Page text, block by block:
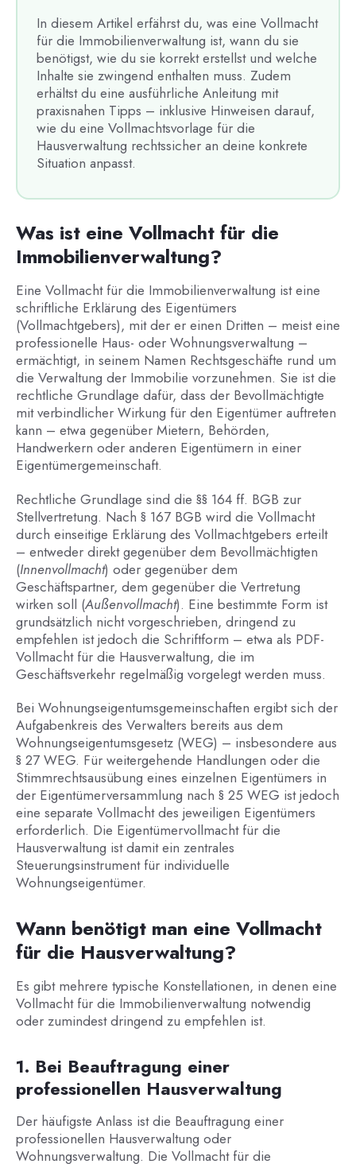
In diesem Artikel erfährst du, was eine Vollmacht
für die Immobilienverwaltung ist, wann du sie
benötigst, wie du sie korrekt erstellst und welche
Inhalte sie zwingend enthalten muss. Zudem
erhältst du eine ausführliche Anleitung mit
praxisnahen Tipps – inklusive Hinweisen darauf,
wie du eine Vollmachtsvorlage für die
Hausverwaltung rechtssicher an deine konkrete
Situation anpasst.
Was ist eine Vollmacht für die
Immobilienverwaltung?
Eine Vollmacht für die Immobilienverwaltung ist eine
schriftliche Erklärung des Eigentümers
(Vollmachtgebers), mit der er einen Dritten – meist eine
professionelle Haus- oder Wohnungsverwaltung –
ermächtigt, in seinem Namen Rechtsgeschäfte rund um
die Verwaltung der Immobilie vorzunehmen. Sie ist die
rechtliche Grundlage dafür, dass der Bevollmächtigte
mit verbindlicher Wirkung für den Eigentümer auftreten
kann – etwa gegenüber Mietern, Behörden,
Handwerkern oder anderen Eigentümern in einer
Eigentümergemeinschaft.
Rechtliche Grundlage sind die §§ 164 ff. BGB zur
Stellvertretung. Nach § 167 BGB wird die Vollmacht
durch einseitige Erklärung des Vollmachtgebers erteilt
– entweder direkt gegenüber dem Bevollmächtigten
(Innenvollmacht) oder gegenüber dem
Geschäftspartner, dem gegenüber die Vertretung
wirken soll (Außenvollmacht). Eine bestimmte Form ist
grundsätzlich nicht vorgeschrieben, dringend zu
empfehlen ist jedoch die Schriftform – etwa als PDF-
Vollmacht für die Hausverwaltung, die im
Geschäftsverkehr regelmäßig vorgelegt werden muss.
Bei Wohnungseigentumsgemeinschaften ergibt sich der
Aufgabenkreis des Verwalters bereits aus dem
Wohnungseigentumsgesetz (WEG) – insbesondere aus
§ 27 WEG. Für weitergehende Handlungen oder die
Stimmrechtsausübung eines einzelnen Eigentümers in
der Eigentümerversammlung nach § 25 WEG ist jedoch
eine separate Vollmacht des jeweiligen Eigentümers
erforderlich. Die Eigentümervollmacht für die
Hausverwaltung ist damit ein zentrales
Steuerungsinstrument für individuelle
Wohnungseigentümer.
Wann benötigt man eine Vollmacht
für die Hausverwaltung?
Es gibt mehrere typische Konstellationen, in denen eine
Vollmacht für die Immobilienverwaltung notwendig
oder zumindest dringend zu empfehlen ist.
1. Bei Beauftragung einer
professionellen Hausverwaltung
Der häufigste Anlass ist die Beauftragung einer
professionellen Hausverwaltung oder
Wohnungsverwaltung. Die Vollmacht für die